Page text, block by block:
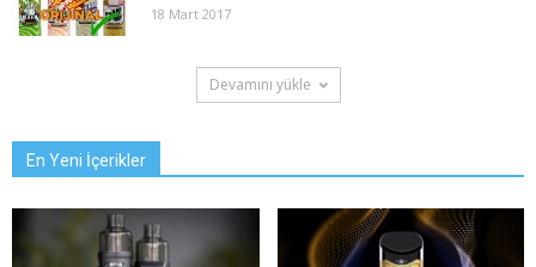
18 Mart 2017
Devamını yükle
En Yeni İçerikler